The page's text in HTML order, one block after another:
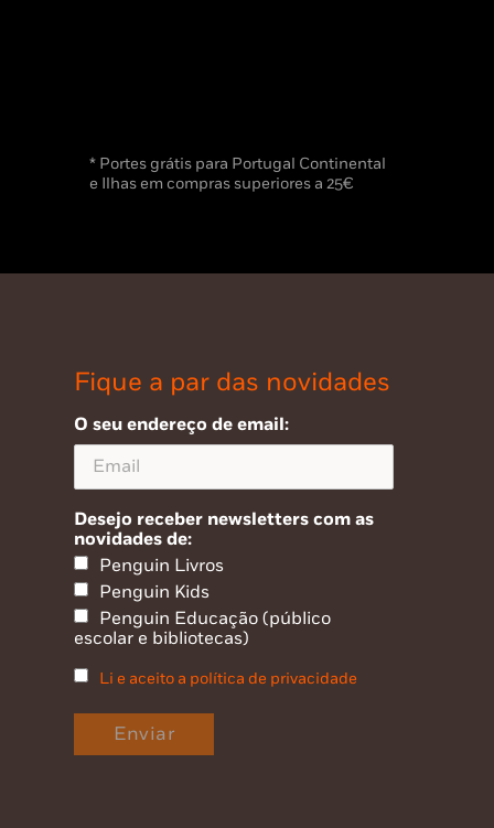
* Portes grátis para Portugal Continental
e Ilhas em compras superiores a 25€
Fique a par das novidades
O seu endereço de email:
Desejo receber newsletters com as
novidades de:
Penguin Livros
Penguin Kids
Penguin Educação (público
escolar e bibliotecas)
Li e aceito a política de privacidade